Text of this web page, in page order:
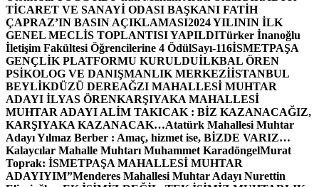
TİCARET VE SANAYİ ODASI BAŞKANI FATİH
ÇAPRAZ’IN BASIN AÇIKLAMASI2024 YILININ İLK
GENEL MECLİS TOPLANTISI YAPILDITürker İnanoğlu
İletişim Fakültesi Öğrencilerine 4 ÖdülSayı-116İSMETPAŞA
GENÇLİK PLATFORMU KURULDUİLKBAL ÖREN
PSİKOLOG VE DANIŞMANLIK MERKEZİİSTANBUL
BEYLİKDÜZÜ DEREAĞZI MAHALLESİ MUHTAR
ADAYI İLYAS ÖRENKARŞIYAKA MAHALLESİ
MUHTAR ADAYI ALİM TAKICAK : BİZ KAZANACAĞIZ,
KARŞIYAKA KAZANACAK…Atatürk Mahallesi Muhtar
Adayı Yılmaz Berber : Amaç, hizmet ise, BİZDE VARIZ…
Kalaycılar Mahalle Muhtarı Muhammet KaradöngelMurat
Toprak: İSMETPAŞA MAHALLESİ MUHTAR
ADAYIYIM”Menderes Mahallesi Muhtar Adayı Nurettin